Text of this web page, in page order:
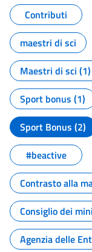
Contributi
maestri di sci
Maestri di sci (1)
Sport bonus (1)
Sport Bonus (2)
#beactive
Contrasto alla
Consiglio dei
Agenzia delle